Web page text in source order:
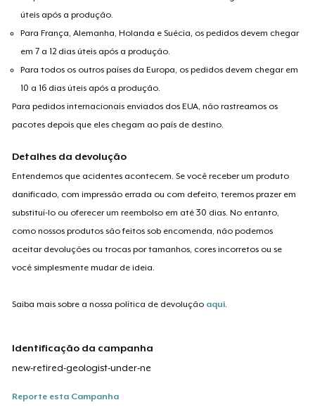
úteis após a produção.
Para França, Alemanha, Holanda e Suécia, os pedidos devem chegar
em 7 a 12 dias úteis após a produção.
Para todos os outros países da Europa, os pedidos devem chegar em
10 a 16 dias úteis após a produção.
Para pedidos internacionais enviados dos EUA, não rastreamos os
pacotes depois que eles chegam ao país de destino.
Detalhes da devolução
Entendemos que acidentes acontecem. Se você receber um produto
danificado, com impressão errada ou com defeito, teremos prazer em
substituí-lo ou oferecer um reembolso em até 30 dias. No entanto,
como nossos produtos são feitos sob encomenda, não podemos
aceitar devoluções ou trocas por tamanhos, cores incorretos ou se
você simplesmente mudar de ideia.
Saiba mais sobre a nossa política de devolução aqui.
Identificação da campanha
new-retired-geologist-under-ne
Reporte esta Campanha